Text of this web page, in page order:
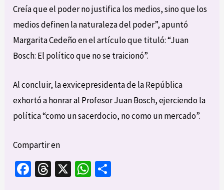
Creía que el poder no justifica los medios, sino que los
medios definen la naturaleza del poder”, apuntó
Margarita Cedeño en el artículo que tituló: “Juan
Bosch: El político que no se traicionó”.
Al concluir, la exvicepresidenta de la República
exhortó a honrar al Profesor Juan Bosch, ejerciendo la
política “como un sacerdocio, no como un mercado”.
Compartir en
Fa T
X
W